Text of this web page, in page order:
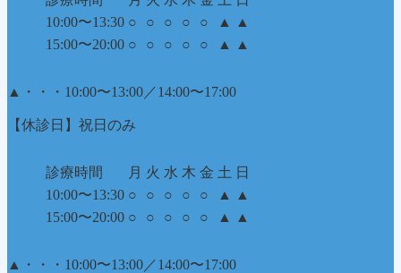
10:00〜13:30 ○ ○ ○ ○ ○ ▲ ▲
15:00〜20:00 ○ ○ ○ ○ ○ ▲ ▲
▲ ・・・10:00〜13:00／14:00〜17:00
【休診日】祝日のみ
診療時間 月 火 水 木 金 土 日
10:00〜13:30 ○ ○ ○ ○ ○ ▲
▲
15:00〜20:00 ○ ○ ○ ○ ○ ▲ ▲
▲ ・・・10:00〜13:00／14:00〜17:00